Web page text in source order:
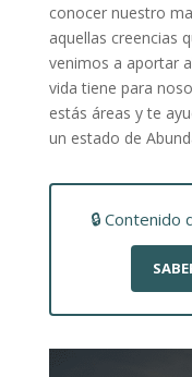
conocer nuestro
aquellas creencias
venimos a aportar
vida tiene para
estás áreas y te
un estado de
🔒